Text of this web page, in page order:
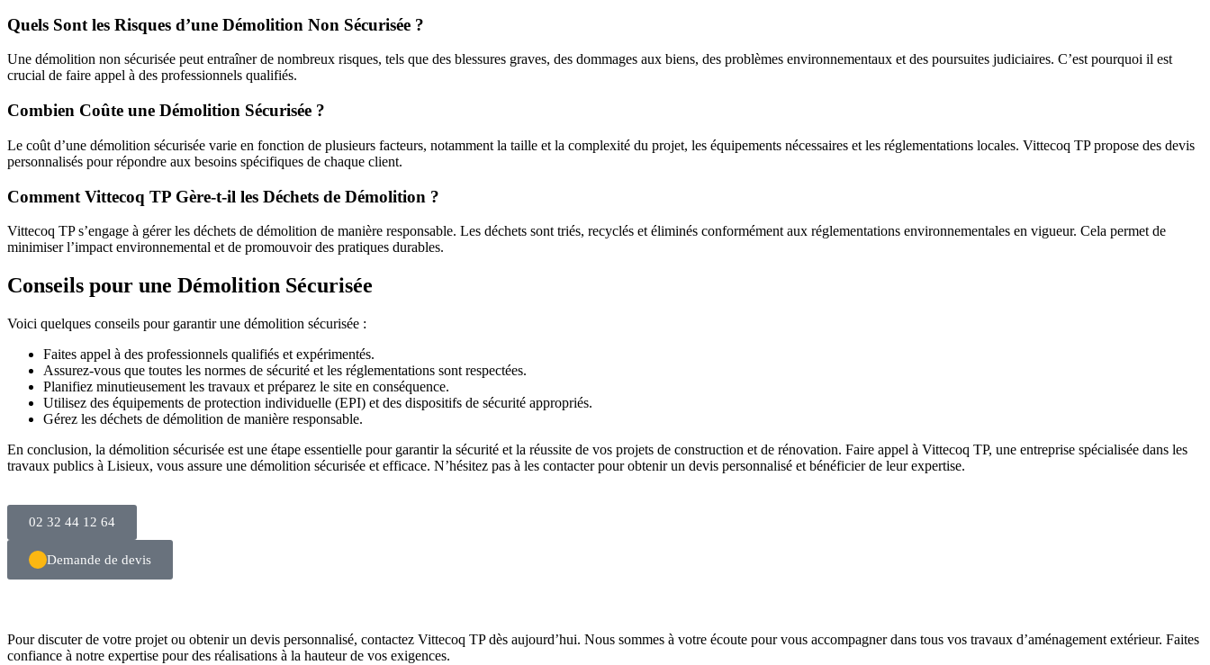
Quels Sont les Risques d’une Démolition Non Sécurisée ?
Une démolition non sécurisée peut entraîner de nombreux risques, tels que des blessures graves, des dommages aux biens, des problèmes environnementaux et des poursuites judiciaires. C’est pourquoi il est
crucial de faire appel à des professionnels qualifiés.
Combien Coûte une Démolition Sécurisée ?
Le coût d’une démolition sécurisée varie en fonction de plusieurs facteurs, notamment la taille et la complexité du projet, les équipements nécessaires et les réglementations locales. Vittecoq TP propose des devis
personnalisés pour répondre aux besoins spécifiques de chaque client.
Comment Vittecoq TP Gère-t-il les Déchets de Démolition ?
Vittecoq TP s’engage à gérer les déchets de démolition de manière responsable. Les déchets sont triés, recyclés et éliminés conformément aux réglementations environnementales en vigueur. Cela permet de
minimiser l’impact environnemental et de promouvoir des pratiques durables.
Conseils pour une Démolition Sécurisée
Voici quelques conseils pour garantir une démolition sécurisée :
Faites appel à des professionnels qualifiés et expérimentés.
Assurez-vous que toutes les normes de sécurité et les réglementations sont respectées.
Planifiez minutieusement les travaux et préparez le site en conséquence.
Utilisez des équipements de protection individuelle (EPI) et des dispositifs de sécurité appropriés.
Gérez les déchets de démolition de manière responsable.
En conclusion, la démolition sécurisée est une étape essentielle pour garantir la sécurité et la réussite de vos projets de construction et de rénovation. Faire appel à Vittecoq TP, une entreprise spécialisée dans les
travaux publics à Lisieux, vous assure une démolition sécurisée et efficace. N’hésitez pas à les contacter pour obtenir un devis personnalisé et bénéficier de leur expertise.
02 32 44 12 64
Demande de devis
Pour discuter de votre projet ou obtenir un devis personnalisé, contactez Vittecoq TP dès aujourd’hui. Nous sommes à votre écoute pour vous accompagner dans tous vos travaux d’aménagement extérieur. Faites
confiance à notre expertise pour des réalisations à la hauteur de vos exigences.